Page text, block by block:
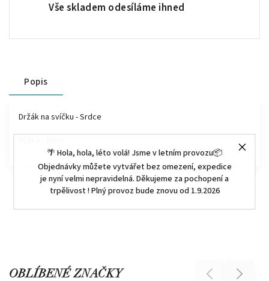
🌴 Hola, hola, léto volá! Jsme v letním provozu📦
Objednávky můžete vytvářet bez omezení, expedice
je nyní velmi nepravidelná. Děkujeme za pochopení a
trpělivost ! Plný provoz bude znovu od 1.9.2026
Vše skladem odesíláme ihned
Popis
Držák na svíčku - Srdce
OBLÍBENÉ ZNAČKY Previous Next